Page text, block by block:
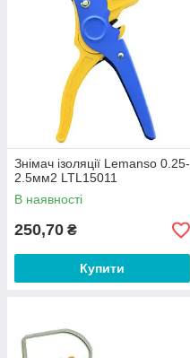
Знімач ізоляції Lemanso 0.25-
2.5мм2 LTL15011
В наявності
250,70 ₴
Купити